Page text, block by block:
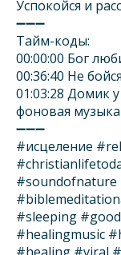
Успокойся и
➖➖➖
Тайм-коды:
00:00:00 Бог
00:36:40 Не
01:03:28 Домик
фоновая музыка
➖➖➖
#исцеление
#sleeping
#healingmusic